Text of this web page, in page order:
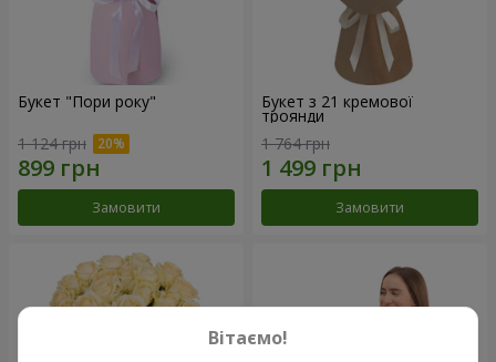
Букет "Пори року"
1 124 грн
Замовити
Букет з 21 кремової
троянди
1 764 грн
Замовити
Вітаємо!